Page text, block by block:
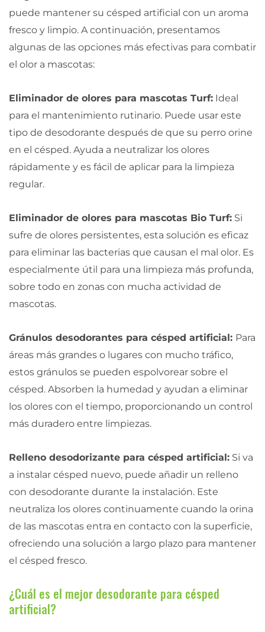
puede mantener su césped artificial con un aroma
fresco y limpio. A continuación, presentamos
algunas de las opciones más efectivas para combatir
el olor a mascotas:
Eliminador de olores para mascotas Turf: Ideal
para el mantenimiento rutinario. Puede usar este
tipo de desodorante después de que su perro orine
en el césped. Ayuda a neutralizar los olores
rápidamente y es fácil de aplicar para la limpieza
regular.
Eliminador de olores para mascotas Bio Turf: Si
sufre de olores persistentes, esta solución es eficaz
para eliminar las bacterias que causan el mal olor. Es
especialmente útil para una limpieza más profunda,
sobre todo en zonas con mucha actividad de
mascotas.
Gránulos desodorantes para césped artificial: Para
áreas más grandes o lugares con mucho tráfico,
estos gránulos se pueden espolvorear sobre el
césped. Absorben la humedad y ayudan a eliminar
los olores con el tiempo, proporcionando un control
más duradero entre limpiezas.
Relleno desodorizante para césped artificial: Si va
a instalar césped nuevo, puede añadir un relleno
con desodorante durante la instalación. Este
neutraliza los olores continuamente cuando la orina
de las mascotas entra en contacto con la superficie,
ofreciendo una solución a largo plazo para mantener
el césped fresco.
¿Cuál es el mejor desodorante para césped
artificial?